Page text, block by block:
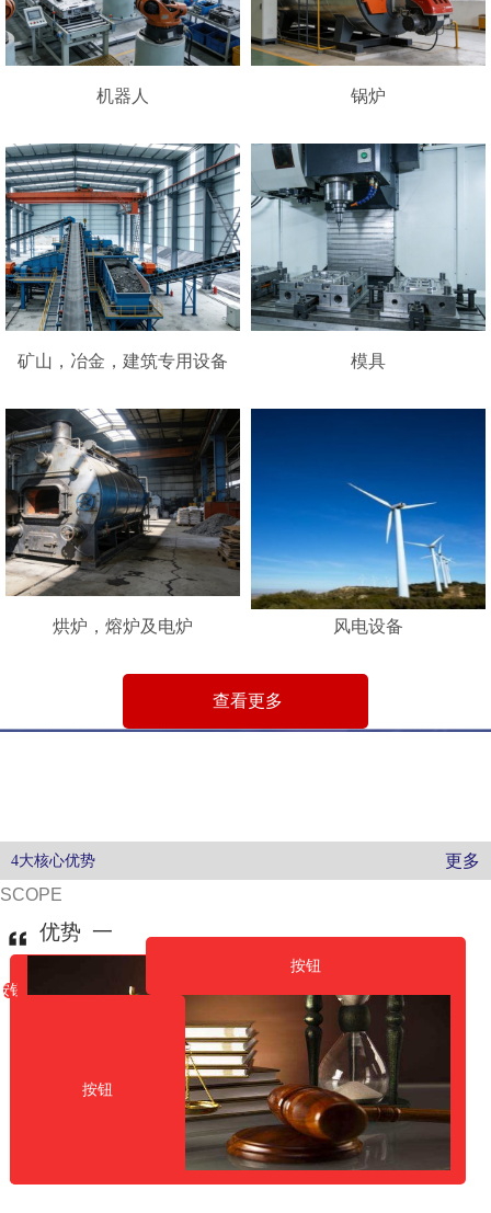
机器人 锅炉
矿山，冶金，建筑专用设备 模具
烘炉，熔炉及电炉 风电设备
查看更多
4大核心优势
更多
SCOPE
钮
优势 一
按钮
按钮
按钮